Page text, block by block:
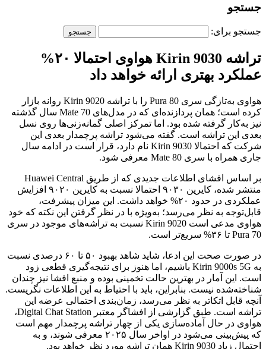
جستجو
جستجو برای:
تراشه Kirin 9030 هواوی احتمالا ۲۰%
عملکرد بهتری ارائه خواهد داد
هواوی به‌تازگی سری Pura 80 را با تراشه Kirin 9020 روانه بازار
کرده است؛ همان پردازنده‌ای که در مدل‌های Mate 70 سال گذشته
نیز به‌کار گرفته شده بود. اما تمرکز اصلی گمانه‌زنی‌ها روی نسل
بعدی این تراشه است. گفته می‌شود تراشه پرچمدار بعدی این
شرکت که احتمالا Kirin 9030 نام دارد، قرار است در ادامه سال
جاری همراه با سری Mate 80 معرفی شود.
بر اساس افشای اطلاعات جدیدی که از طریق Huawei Central
منتشر شده، کایرین ۹۰۳۰ احتمالا نسبت به کایرین ۹۰۲۰ افزایش
عملکردی در حدود ۲۰% خواهد داشت. این میزان پیشرفت،
قابل‌توجه به نظر می‌رسد؛ به‌ویژه با در نظر گرفتن این نکته که خود
هواوی مدعی است Kirin 9020 نسبت به تراشه‌های موجود در سری
Pura 70 تا ۳۶% سریع‌تر است.
در صورت صحت این ادعا، شاید شاهد بهبود ۵۰ تا ۶۰ درصدی نسبت
به Kirin 9000s 5G باشیم، اما هنوز برای نتیجه‌گیری قطعی زود
است. این آمار در بهترین حالت تخمینی بوده و منبع افشا نیز چندان
شناخته‌شده نیست. بنابراین، باید با احتیاط به این اطلاعات نگریست.
آنچه قابل اتکاتر به نظر می‌رسد، زمان‌بندی احتمالی عرضه این
تراشه است. طبق گزارشی از افشاگر معتبر Digital Chat Station،
هواوی در حال آماده‌سازی یکی از چهار تراشه پرچمدار مهم است
که پیش‌بینی می‌شود در اواخر سال ۲۰۲۵ معرفی شوند، و به
احتمال زیاد Kirin 9030 همان تراشه مورد نظر خواهد بود.